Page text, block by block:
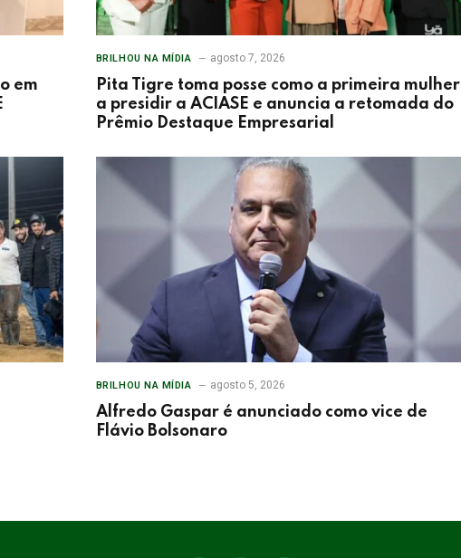
em
BRILHOU NA MÍDIA agosto 7, 2026
Pita Tigre toma posse como a primeira mulher
a presidir a ACIASE e anuncia a retomada do
Prêmio Destaque Empresarial
BRILHOU NA MÍDIA agosto 5, 2026
Alfredo Gaspar é anunciado como vice de
Flávio Bolsonaro